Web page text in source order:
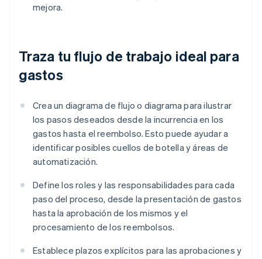
mejora.
Traza tu flujo de trabajo ideal para
gastos
Crea un diagrama de flujo o diagrama para ilustrar
los pasos deseados desde la incurrencia en los
gastos hasta el reembolso. Esto puede ayudar a
identificar posibles cuellos de botella y áreas de
automatización.
Define los roles y las responsabilidades para cada
paso del proceso, desde la presentación de gastos
hasta la aprobación de los mismos y el
procesamiento de los reembolsos.
Establece plazos explícitos para las aprobaciones y